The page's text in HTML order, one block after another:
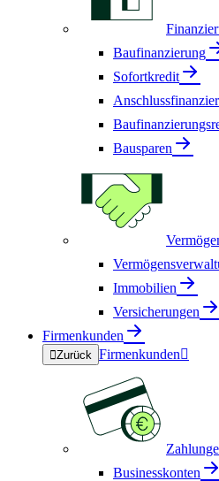
Baufinanzierung
Sofortkredit
Bausparen
Immobilien
Versicherungen
Firmenkunden
Zurück Firmenkunden
Businesskonten